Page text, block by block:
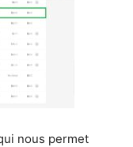
nous permet